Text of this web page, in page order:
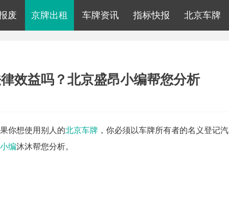
废 京牌出租 车牌资讯 指标快报 北京车牌
效益吗？北京盛昂小编帮您分析
你想使用别人的北京车牌 ，你必须以车牌所有者的名义登记汽
编沐沐帮您分析。